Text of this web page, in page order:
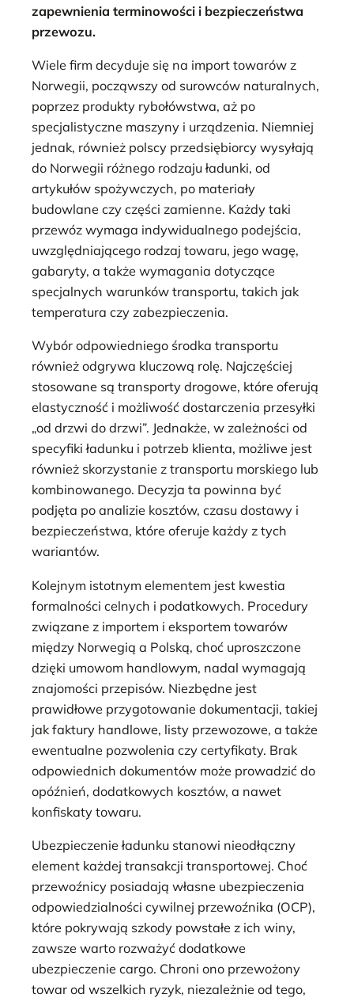
zapewnienia terminowości i bezpieczeństwa
przewozu.
Wiele firm decyduje się na import towarów z
Norwegii, począwszy od surowców naturalnych,
poprzez produkty rybołówstwa, aż po
specjalistyczne maszyny i urządzenia. Niemniej
jednak, również polscy przedsiębiorcy wysyłają
do Norwegii różnego rodzaju ładunki, od
artykułów spożywczych, po materiały
budowlane czy części zamienne. Każdy taki
przewóz wymaga indywidualnego podejścia,
uwzględniającego rodzaj towaru, jego wagę,
gabaryty, a także wymagania dotyczące
specjalnych warunków transportu, takich jak
temperatura czy zabezpieczenia.
Wybór odpowiedniego środka transportu
również odgrywa kluczową rolę. Najczęściej
stosowane są transporty drogowe, które oferują
elastyczność i możliwość dostarczenia przesyłki
„od drzwi do drzwi”. Jednakże, w zależności od
specyfiki ładunku i potrzeb klienta, możliwe jest
również skorzystanie z transportu morskiego lub
kombinowanego. Decyzja ta powinna być
podjęta po analizie kosztów, czasu dostawy i
bezpieczeństwa, które oferuje każdy z tych
wariantów.
Kolejnym istotnym elementem jest kwestia
formalności celnych i podatkowych. Procedury
związane z importem i eksportem towarów
między Norwegią a Polską, choć uproszczone
dzięki umowom handlowym, nadal wymagają
znajomości przepisów. Niezbędne jest
prawidłowe przygotowanie dokumentacji, takiej
jak faktury handlowe, listy przewozowe, a także
ewentualne pozwolenia czy certyfikaty. Brak
odpowiednich dokumentów może prowadzić do
opóźnień, dodatkowych kosztów, a nawet
konfiskaty towaru.
Ubezpieczenie ładunku stanowi nieodłączny
element każdej transakcji transportowej. Choć
przewoźnicy posiadają własne ubezpieczenia
odpowiedzialności cywilnej przewoźnika (OCP),
które pokrywają szkody powstałe z ich winy,
zawsze warto rozważyć dodatkowe
ubezpieczenie cargo. Chroni ono przewożony
towar od wszelkich ryzyk, niezależnie od tego,